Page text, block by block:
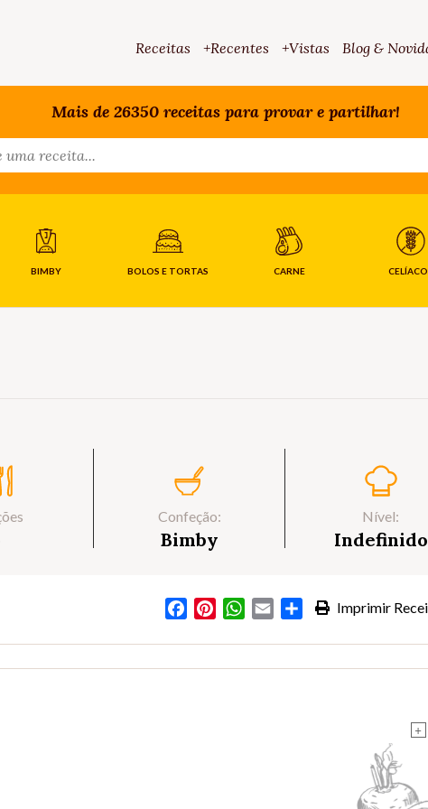
Receitas +Recentes +Vistas Blog &
Mais de 26350 receitas para provar e partilhar!
BIMBY BOLOS E TORTAS CARNE
Confeção:
Bimby
Nível:
Indefinido
Imprimir
FacebookPinterestWhatsApp
Email Partilhar
+